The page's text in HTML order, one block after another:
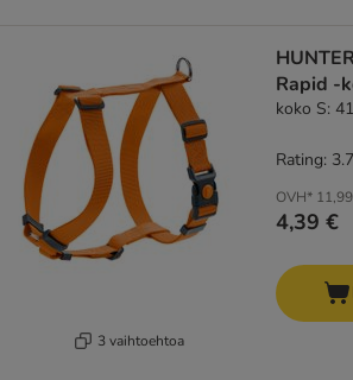
3 vaihtoehtoa
Rapid -
koko S:
OVH*
4,39 €
Rating: